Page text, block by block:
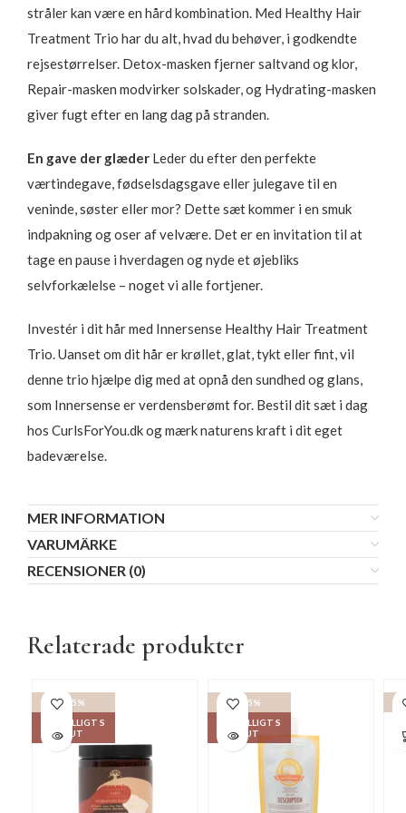
stråler kan være en hård kombination. Med Healthy Hair
Treatment Trio har du alt, hvad du behøver, i godkendte
rejsestørrelser. Detox-masken fjerner saltvand og klor,
Repair-masken modvirker solskader, og Hydrating-masken
giver fugt efter en lang dag på stranden.
En gave der glæder Leder du efter den perfekte
værtindegave, fødselsdagsgave eller julegave til en
veninde, søster eller mor? Dette sæt kommer i en smuk
indpakning og oser af velvære. Det er en invitation til at
tage en pause i hverdagen og nyde et øjebliks
selvforkælelse – noget vi alle fortjener.
Investér i dit hår med Innersense Healthy Hair Treatment
Trio. Uanset om dit hår er krøllet, glat, tykt eller fint, vil
denne trio hjælpe dig med at opnå den sundhed og glans,
som Innersense er verdensberømt for. Bestil dit sæt i dag
hos CurlsForYou.dk og mærk naturens kraft i dit eget
badeværelse.
MER INFORMATION
VARUMÄRKE
RECENSIONER (0)
Relaterade produkter
-15%
TILLFÄLLIGT S
LUT
-15%
TILLFÄLLIGT S
LUT
-